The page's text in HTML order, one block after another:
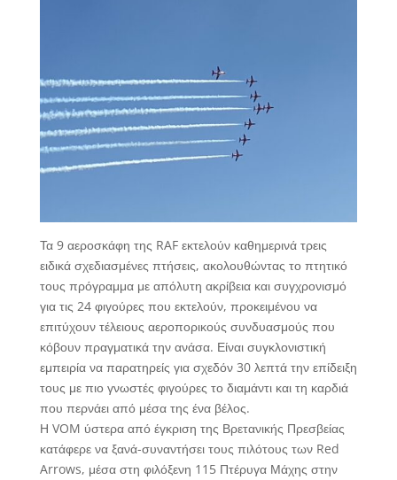
Τα 9 αεροσκάφη της RAF εκτελούν καθημερινά τρεις
ειδικά σχεδιασμένες πτήσεις, ακολουθώντας το πτητικό
τους πρόγραμμα με απόλυτη ακρίβεια και συγχρονισμό
για τις 24 φιγούρες που εκτελούν, προκειμένου να
επιτύχουν τέλειους αεροπορικούς συνδυασμούς που
κόβουν πραγματικά την ανάσα. Είναι συγκλονιστική
εμπειρία να παρατηρείς για σχεδόν 30 λεπτά την επίδειξη
τους με πιο γνωστές φιγούρες το διαμάντι και τη καρδιά
που περνάει από μέσα της ένα βέλος.
Η VOM ύστερα από έγκριση της Βρετανικής Πρεσβείας
κατάφερε να ξανά-συναντήσει τους πιλότους των Red
Arrows, μέσα στη φιλόξενη 115 Πτέρυγα Μάχης στην